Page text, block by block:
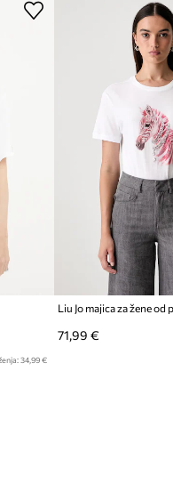
kombinacije
naglašavajući njezin
model u svakoj
34,99 €
Liu Jo majica za žene od
71,99 €